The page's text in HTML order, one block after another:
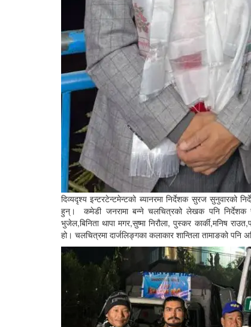
दिव्यदृश्य इन्टरटेन्टमेन्टको ब्यानरमा निर्देशक सुरज सुनुवारको
हुन्। कमेडी जनरामा बन्ने चलचित्रको लेखक पनि निर्देशक
भुजेल,बिनिता थापा मगर,सुष्मा निरौला, पुस्कर कार्की,मनिष
हो। चलचित्रमा दार्जलिङ्गका कलाकार शान्तिला तामाङको पनि